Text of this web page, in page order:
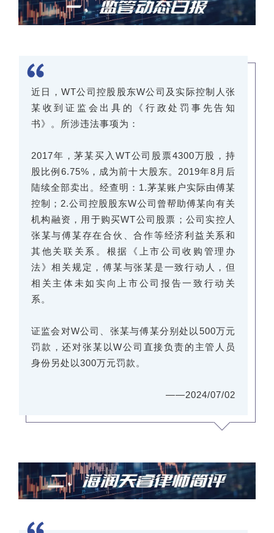
近日，WT公司控股股东W公司及实际控制人张
某收到证监会出具的《行政处罚事先告知
书》。所涉违法事项为：
2017年，茅某买入WT公司股票4300万股，持
股比例6.75%，成为前十大股东。2019年8月后
陆续全部卖出。经查明：1.茅某账户实际由傅某
控制；2.公司控股股东W公司曾帮助傅某向有关
机构融资，用于购买WT公司股票；公司实控人
张某与傅某存在合伙、合作等经济利益关系和
其他关联关系。根据《上市公司收购管理办
法》相关规定，傅某与张某是一致行动人，但
相关主体未如实向上市公司报告一致行动关
系。
证监会对W公司、张某与傅某分别处以500万元
罚款，还对张某以W公司直接负责的主管人员
身份另处以300万元罚款。
——2024/07/02